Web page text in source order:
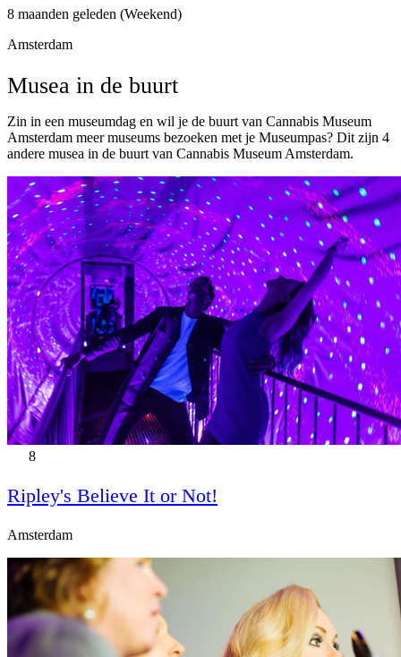
8 maanden geleden (Weekend)
Amsterdam
Musea in de buurt
Zin in een museumdag en wil je de buurt van Cannabis Museum
Amsterdam meer museums bezoeken met je Museumpas? Dit zijn 4
andere musea in de buurt van Cannabis Museum Amsterdam.
8
Ripley's Believe It or Not!
Amsterdam